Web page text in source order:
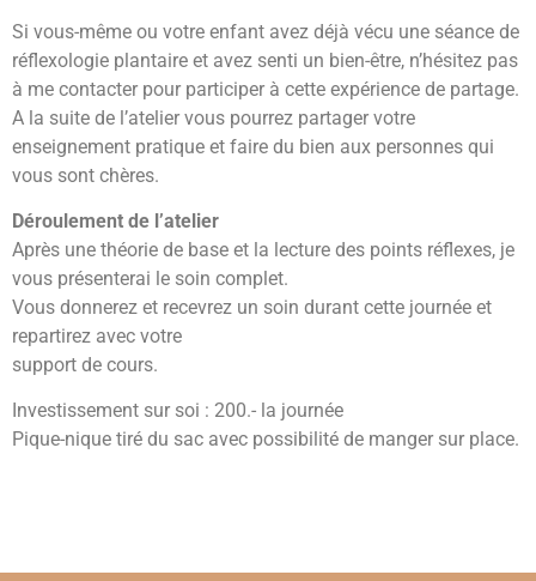
Si vous-même ou votre enfant avez déjà vécu une séance de
réflexologie plantaire et avez senti un bien-être, n’hésitez pas
à me contacter pour participer à cette expérience de partage.
A la suite de l’atelier vous pourrez partager votre
enseignement pratique et faire du bien aux personnes qui
vous sont chères.
Déroulement de l’atelier
Après une théorie de base et la lecture des points réflexes, je
vous présenterai le soin complet.
Vous donnerez et recevrez un soin durant cette journée et
repartirez avec votre
support de cours.
Investissement sur soi : 200.- la journée
Pique-nique tiré du sac avec possibilité de manger sur place.